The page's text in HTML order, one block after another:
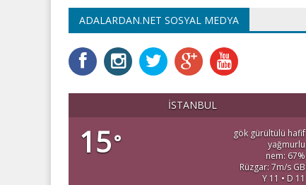
ADALARDAN.NET SOSYAL MEDYA
İSTANBUL
15°
gök gürültülü hafif
yağmurlu
nem: 67%
Rüzgar: 7m/s GB
Y 11 • D 11